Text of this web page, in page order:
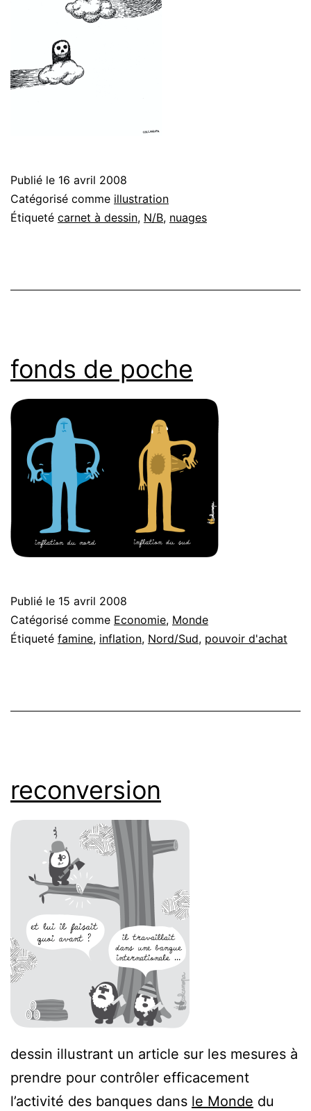
Publié le 16 avril 2008
Catégorisé comme illustration
Étiqueté carnet à dessin, N/B, nuages
fonds de poche
Publié le 15 avril 2008
Catégorisé comme Economie, Monde
Étiqueté famine, inflation, Nord/Sud, pouvoir d'achat
reconversion
dessin illustrant un article sur les mesures à
prendre pour contrôler efficacement
l’activité des banques dans le Monde du